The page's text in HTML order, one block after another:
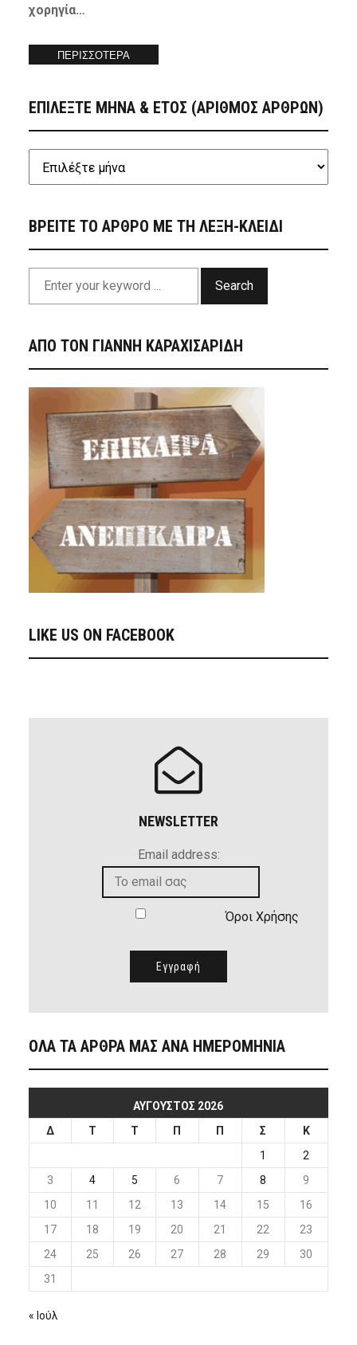
χορηγία…
ΠΕΡΙΣΣΟΤΕΡΑ
ΕΠΙΛΕΞΤΕ ΜΗΝΑ & ΕΤΟΣ (ΑΡΙΘΜΟΣ ΑΡΘΡΩΝ)
ΒΡΕΙΤΕ ΤΟ ΑΡΘΡΟ ΜΕ ΤΗ ΛΕΞΗ-ΚΛΕΙΔΙ
Search
ΑΠΟ ΤΟΝ ΓΙΑΝΝΗ ΚΑΡΑΧΙΣΑΡΙΔΗ
LIKE US ON FACEBOOK
NEWSLETTER
Email address:
Όροι Χρήσης
ΟΛΑ ΤΑ ΑΡΘΡΑ ΜΑΣ ΑΝΑ ΗΜΕΡΟΜΗΝΙΑ
ΑΎΓΟΥΣΤΟΣ 2026
Δ
Τ Τ Π Π Σ
Κ
1
2
3
4 5 6 7 8
9
10
11 12 13 14 15
16
17
18 19 20 21 22
23
24
25 26 27 28 29
30
31
« Ιούλ